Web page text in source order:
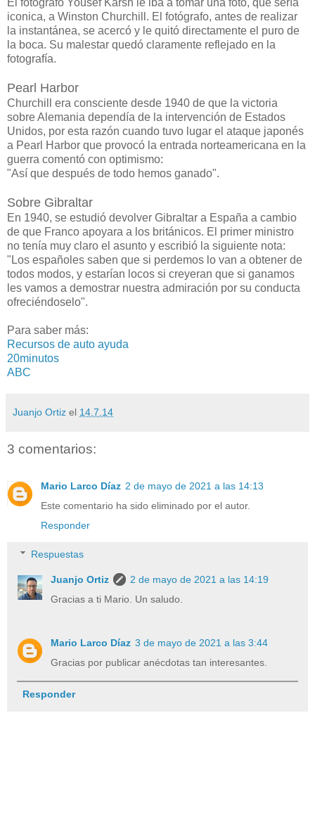
El fotógrafo Yousef Karsh le iba a tomar una foto, que sería
iconica, a Winston Churchill. El fotógrafo, antes de realizar
la instantánea, se acercó y le quitó directamente el puro de
la boca. Su malestar quedó claramente reflejado en la
fotografía.
Pearl Harbor
Churchill era consciente desde 1940 de que la victoria
sobre Alemania dependía de la intervención de Estados
Unidos, por esta razón cuando tuvo lugar el ataque japonés
a Pearl Harbor que provocó la entrada norteamericana en la
guerra comentó con optimismo:
"Así que después de todo hemos ganado".
Sobre Gibraltar
En 1940, se estudió devolver Gibraltar a España a cambio
de que Franco apoyara a los británicos. El primer ministro
no tenía muy claro el asunto y escribió la siguiente nota:
"Los españoles saben que si perdemos lo van a obtener de
todos modos, y estarían locos si creyeran que si ganamos
les vamos a demostrar nuestra admiración por su conducta
ofreciéndoselo".
Para saber más:
Recursos de auto ayuda
20minutos
ABC
Juanjo Ortiz el 14.7.14
3 comentarios:
Mario Larco Díaz 2 de mayo de 2021 a las 14:13
Este comentario ha sido eliminado por el autor.
Responder
Respuestas
Juanjo Ortiz
2 de mayo de 2021 a las 14:19
Gracias a ti Mario. Un saludo.
Mario Larco Díaz 3 de mayo de 2021 a las 3:44
Gracias por publicar anécdotas tan interesantes.
Responder